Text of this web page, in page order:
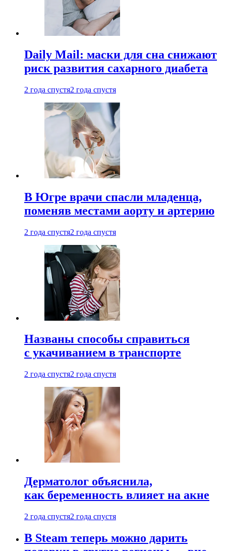
Daily Mail: маски для сна снижают
риск развития сахарного диабета
2 года спустя2 года спустя
В Югре врачи спасли младенца,
поменяв местами аорту и артерию
2 года спустя2 года спустя
Названы способы справиться
с укачиванием в транспорте
2 года спустя2 года спустя
Дерматолог объяснила,
как беременность влияет на акне
2 года спустя2 года спустя
В Steam теперь можно дарить